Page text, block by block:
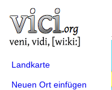
Landkarte
Neuen Ort einfügen